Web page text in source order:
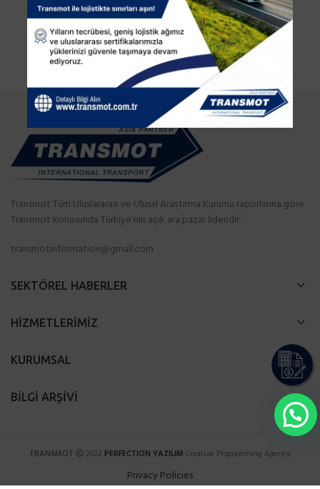
Transmot Tüm Uluslararası ve Ulusal Araştırma Kurumu raporlarına göre
Transmot konusunda Türkiye’nin açık ara pazar lideridir.
transmotinformation@gmail.com
SEKTÖREL HABERLER
HİZMETLERİMİZ
KURUMSAL
BİLGİ ARŞİVİ
TRANSMOT 2022 PERFECTION YAZILIM Creative Programming Agency
Privacy Policies